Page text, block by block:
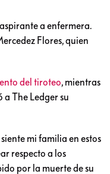
a enfermera.
Flores, quien
del tiroteo, mientras
a The Ledger su
mi familia en estos
respecto a los
por la muerte de su